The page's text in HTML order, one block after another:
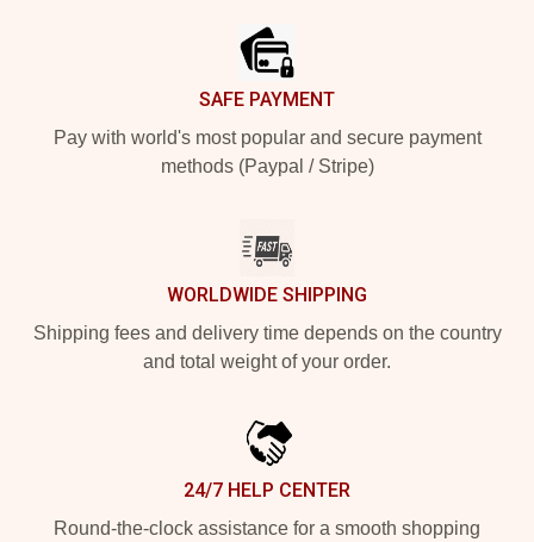
SAFE PAYMENT
Pay with world's most popular and secure payment
methods (Paypal / Stripe)
WORLDWIDE SHIPPING
Shipping fees and delivery time depends on the country
and total weight of your order.
24/7 HELP CENTER
Round-the-clock assistance for a smooth shopping